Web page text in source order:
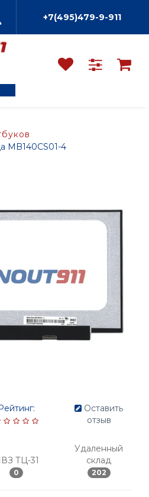
+7(495)479-9-911
MB140CS01-4
ТЦ-31
0
Оставить
отзыв
Удаленный
склад
202